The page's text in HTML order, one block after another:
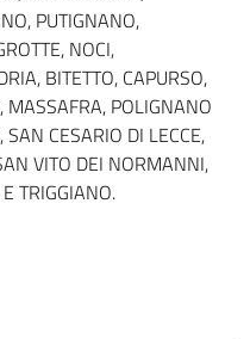
PUTIGNANO,
NOCI,
BITETTO, CAPURSO,
MASSAFRA, POLIGNANO
CESARIO DI LECCE,
VITO DEI NORMANNI,
TRIGGIANO.